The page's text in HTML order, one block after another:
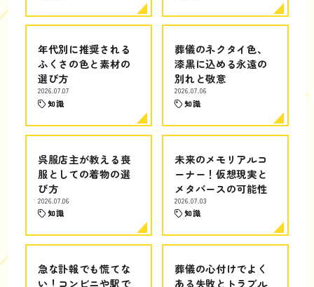
年代別に推奨される
ふくさの色と素材の
選び方
2026.07.07
知識
葬儀のネクタイ色、
漆黒に込める永遠の
別れと敬意
2026.07.06
知識
呉服店主が教える喪
服としての着物の選
び方
2026.07.06
知識
未来のメモリアルコ
ーナー！仮想現実と
メタバースの可能性
2026.07.03
知識
急な訃報でも慌てな
い！コンビニや駅で
葬儀の心付けでよく
ある失敗とトラブル